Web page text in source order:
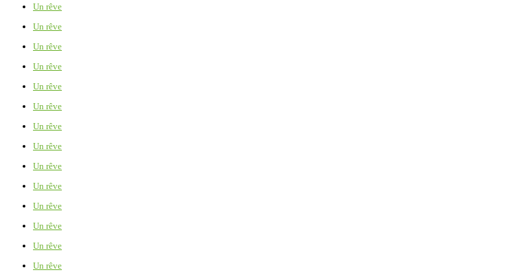
Un rêve
Un rêve
Un rêve
Un rêve
Un rêve
Un rêve
Un rêve
Un rêve
Un rêve
Un rêve
Un rêve
Un rêve
Un rêve
Un rêve